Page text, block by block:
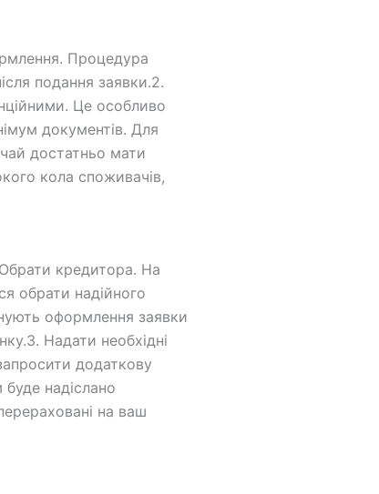
Процедура
подання заявки.2.
Це особливо
документів. Для
достатньо мати
кола споживачів,
Обрати кредитора. На
обрати надійного
оформлення заявки
Надати необхідні
додаткову
надіслано
на ваш